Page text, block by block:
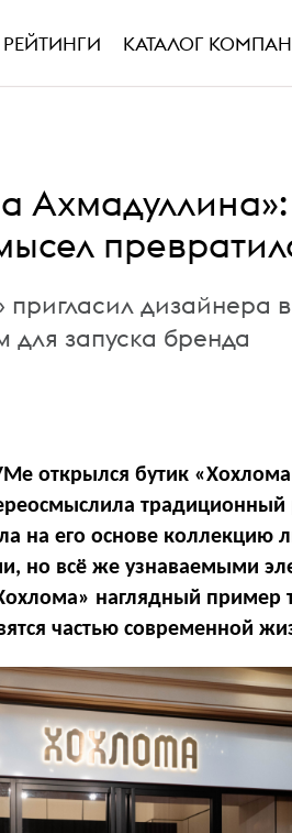
РЕЙТИНГИ КАТАЛОГ
дизайнера
запуска бренда
открылся бутик
традиционный
на его основе
но всё же узнаваемыми
наглядный пример
частью современной